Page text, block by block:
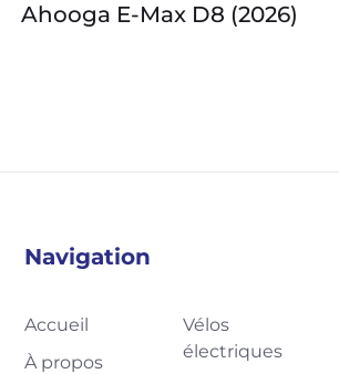
Vello Via+
Navigation
Accueil
À propos
Vélos
électriques